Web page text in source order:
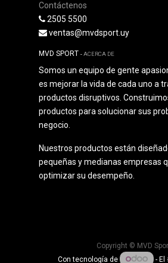
Contáctenos
2505 5500
ventas@mvdsport.uy
MVD SPORT -ACERCA DE
Somos un equipo de gente
es mejorar la vida de cada uno a
productos disruptivos.
productos para solucionar sus
negocio.
Nuestros productos están
pequeñas y medianas empresas
optimizar su desempeño.
Copyright © MVD
Con tecnología de
- El